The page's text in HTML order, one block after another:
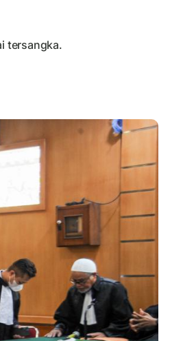
tersangka.